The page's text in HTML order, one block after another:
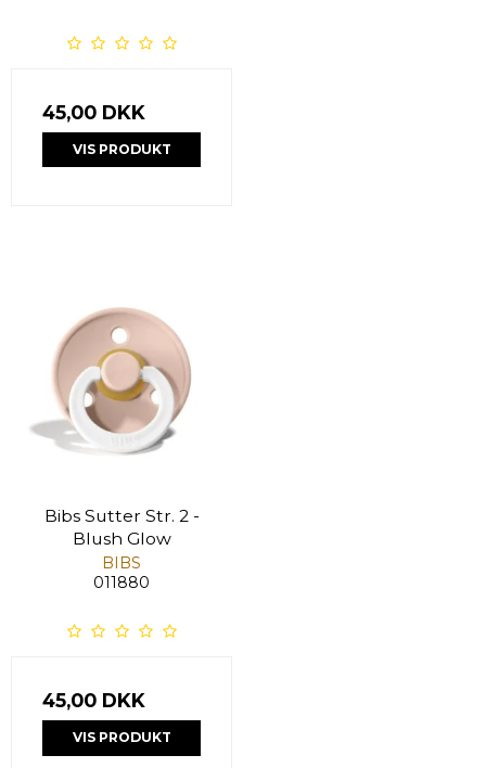
45,00 DKK
VIS PRODUKT
Bibs Sutter Str. 2 -
Blush Glow
BIBS
011880
45,00 DKK
VIS PRODUKT